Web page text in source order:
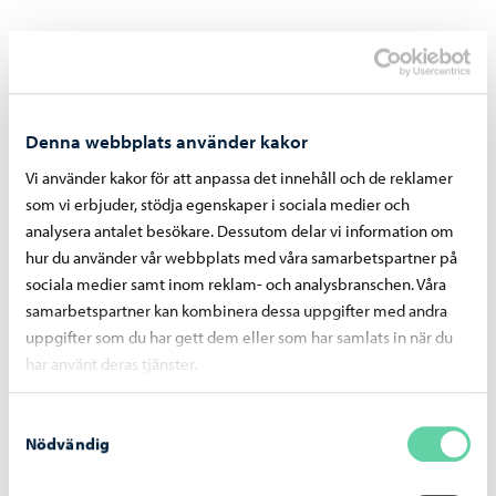
Denna webbplats använder kakor
Vi använder kakor för att anpassa det innehåll och de reklamer
som vi erbjuder, stödja egenskaper i sociala medier och
analysera antalet besökare. Dessutom delar vi information om
hur du använder vår webbplats med våra samarbetspartner på
sociala medier samt inom reklam- och analysbranschen. Våra
samarbetspartner kan kombinera dessa uppgifter med andra
uppgifter som du har gett dem eller som har samlats in när du
har använt deras tjänster.
Nödvändig
10. Uppgifter som i regel lämnas ut
Utsökningsmyndigheten (ansökan om utsökning)
Förvaltningsdomstolen (behandling av besvär)
Statistikcentralen 1 gång/år
11. Överföring av uppgifter utanför
EU eller EES